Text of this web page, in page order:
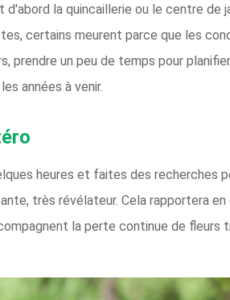
la quincaillerie ou le centre de
certains meurent parce que les
prendre un peu de temps pour
années à venir.
heures et faites des recherches
très révélateur. Cela rapportera
la perte continue de fleurs